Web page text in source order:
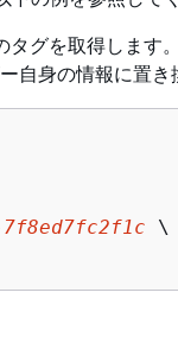
タグを取得します
自身の情報に置き
7f8ed7fc2f1c \